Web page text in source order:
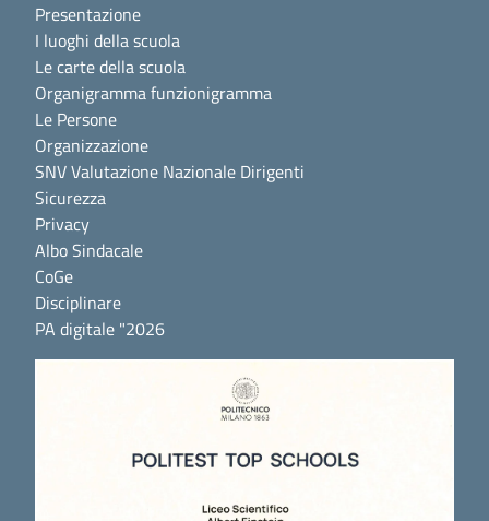
Presentazione
I luoghi della scuola
Le carte della scuola
Organigramma funzionigramma
Le Persone
Organizzazione
SNV Valutazione Nazionale Dirigenti
Sicurezza
Privacy
Albo Sindacale
CoGe
Disciplinare
PA digitale "2026